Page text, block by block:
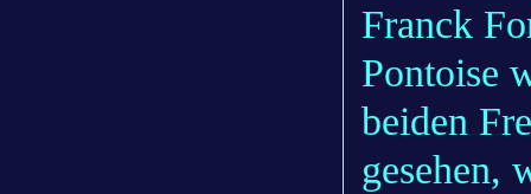
Franck
Pontoise
beiden
gesehen,